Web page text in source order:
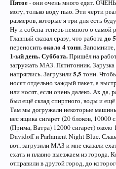
Пятое- они очень много едят.
могу, только воду пью. Эти черти
размеров, которые я три дня есть
Ну и собсна теперь немного о самой
Главный сказал сразу, что работадо
переноситьоколо 4 тонн.
1-ый день. Суббота.Пришёл на
загружать МАЗ. Пятитонник.
напряглись. Загрузили5,5 тонн.
носят отдельно каждый пакет, а
или носят, если очень далеко. Ах да,
был ещё склад спиртного, воды и
Там мы догружали некоторые
вес ящика сигарет (20 блоков, 10000
(Прима, Ватра) 12000 сигарет)
Davidoff и Parlament Night Blue.
вот, загрузили МАЗ и мне сказали
ехать и плавно выезжаем из города.
отправили в другой город, до